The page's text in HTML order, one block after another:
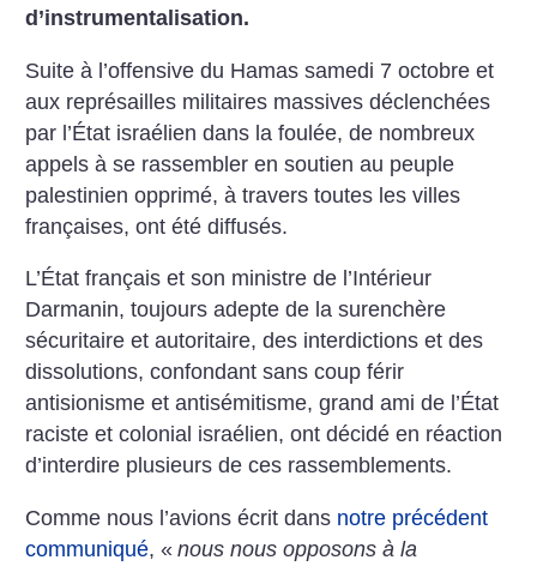
d’instrumentalisation.
Suite à l’offensive du Hamas samedi 7 octobre et
aux représailles militaires massives déclenchées
par l’État israélien dans la foulée, de nombreux
appels à se rassembler en soutien au peuple
palestinien opprimé, à travers toutes les villes
françaises, ont été diffusés.
L’État français et son ministre de l’Intérieur
Darmanin, toujours adepte de la surenchère
sécuritaire et autoritaire, des interdictions et des
dissolutions, confondant sans coup férir
antisionisme et antisémitisme, grand ami de l’État
raciste et colonial israélien, ont décidé en réaction
d’interdire plusieurs de ces rassemblements.
Comme nous l’avions écrit dans notre précédent
communiqué, « nous nous opposons à la